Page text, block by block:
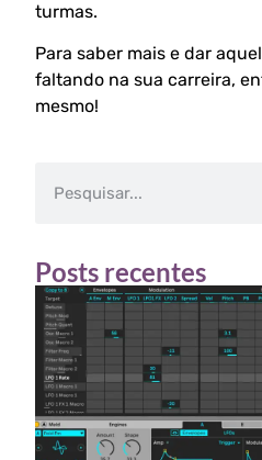
turmas.
Para saber mais e dar
faltando na sua carreira,
mesmo!
Posts recentes